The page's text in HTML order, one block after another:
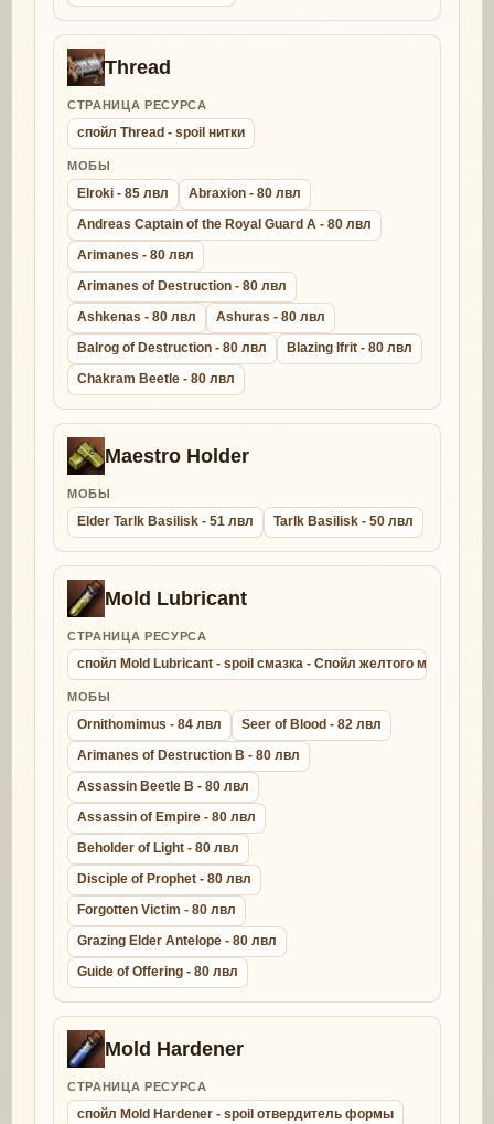
Thread
СТРАНИЦА РЕСУРСА
спойл Thread - spoil нитки
МОБЫ
Elroki - 85 лвл
Abraxion - 80 лвл
Andreas Captain of the Royal Guard A - 80 лвл
Arimanes - 80 лвл
Arimanes of Destruction - 80 лвл
Ashkenas - 80 лвл
Ashuras - 80 лвл
Balrog of Destruction - 80 лвл
Blazing Ifrit - 80 лвл
Chakram Beetle - 80 лвл
Maestro Holder
МОБЫ
Elder Tarlk Basilisk - 51 лвл Tarlk Basilisk - 50 лвл
Mold Lubricant
СТРАНИЦА РЕСУРСА
спойл Mold Lubricant - spoil смазка - Спойл желтого молда
МОБЫ
Ornithomimus - 84 лвл
Seer of Blood - 82 лвл
Arimanes of Destruction B - 80 лвл
Assassin Beetle B - 80 лвл
Assassin of Empire - 80 лвл
Beholder of Light - 80 лвл
Disciple of Prophet - 80 лвл
Forgotten Victim - 80 лвл
Grazing Elder Antelope - 80 лвл
Guide of Offering - 80 лвл
Mold Hardener
СТРАНИЦА РЕСУРСА
спойл Mold Hardener - spoil отвердитель формы